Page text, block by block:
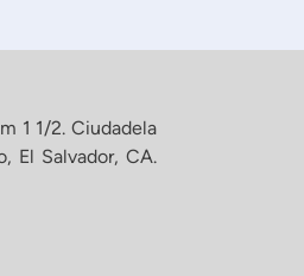
1 1/2. Ciudadela
El Salvador, CA.